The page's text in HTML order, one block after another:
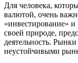
Для человека,
валютой, очень
«инвестирование»
своей природе,
деятельность.
неустойчивыми